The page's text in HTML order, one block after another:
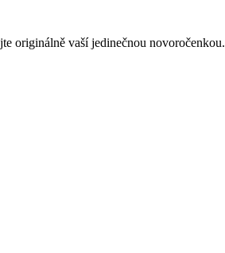
originálně vaší jedinečnou novoročenkou.